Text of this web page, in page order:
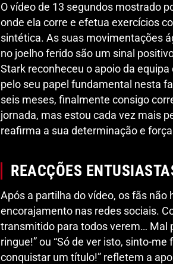
O vídeo de 13 segundos mostrado
onde ela corre e efetua exercícios
sintética. As suas movimentações
no joelho ferido são um sinal
Stark reconheceu o apoio da
pelo seu papel fundamental nesta
seis meses, finalmente consigo
jornada, mas estou cada vez mais
reafirma a sua determinação e
REACÇÕES
Após a partilha do vídeo, os fãs
encorajamento nas redes sociais.
transmitido para todos verem… Mal
ringue!” ou “Só de ver isto, sinto-
conquistar um título!” refletem a